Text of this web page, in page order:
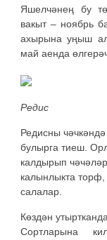
Яшелчәнең бу
вакыт – ноябрь
ахырына уңыш
май аенда
Редис
Редисны
булырга тиеш.
калдырып
калынлыкта
салалар.
Көздән
Сортларына